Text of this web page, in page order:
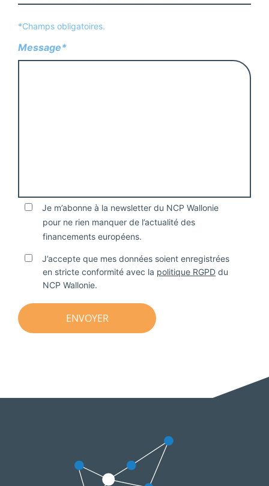
*Champs obligatoires.
Message*
Je m’abonne à la newsletter du NCP Wallonie
pour ne rien manquer de l’actualité des
financements européens.
J’accepte que mes données soient enregistrées
en stricte conformité avec la politique RGPD du
NCP Wallonie.